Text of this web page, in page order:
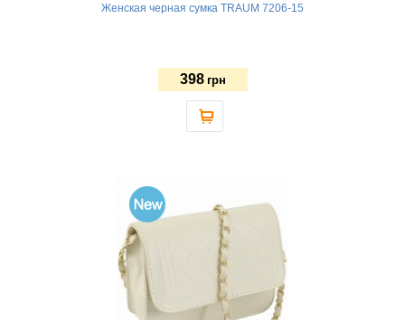
Женская черная сумка TRAUM 7206-15
398 грн